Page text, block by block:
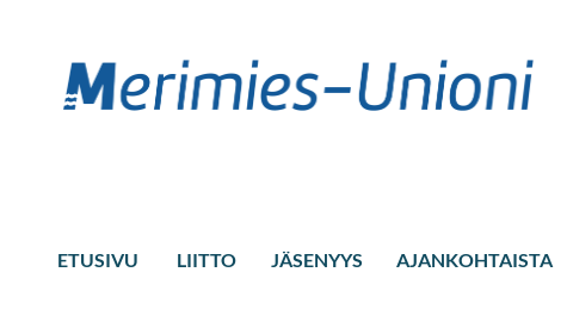
ETUSIVU LIITTO JÄSENYYS AJANKOHTAISTA